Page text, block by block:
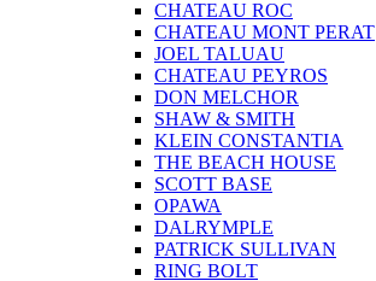
CHATEAU ROC
CHATEAU MONT PERAT
JOEL TALUAU
CHATEAU PEYROS
DON MELCHOR
SHAW & SMITH
KLEIN CONSTANTIA
THE BEACH HOUSE
SCOTT BASE
OPAWA
DALRYMPLE
PATRICK SULLIVAN
RING BOLT